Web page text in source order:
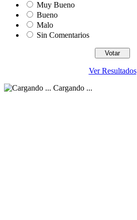
Muy Bueno
Bueno
Malo
Sin Comentarios
Ver Resultados
Cargando ...